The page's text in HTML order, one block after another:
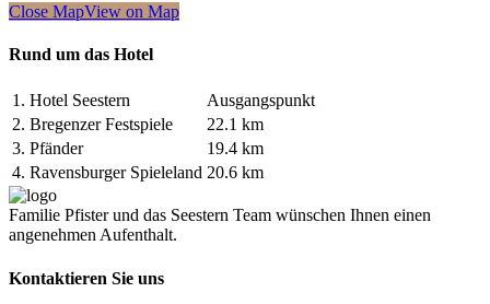
Close MapView on Map
Rund um das Hotel
1. Hotel Seestern
Ausgangspunkt
2. Bregenzer Festspiele
22.1 km
3. Pfänder
19.4 km
4. Ravensburger Spieleland 20.6 km
Familie Pfister und das Seestern Team wünschen Ihnen einen
angenehmen Aufenthalt.
Kontaktieren Sie uns